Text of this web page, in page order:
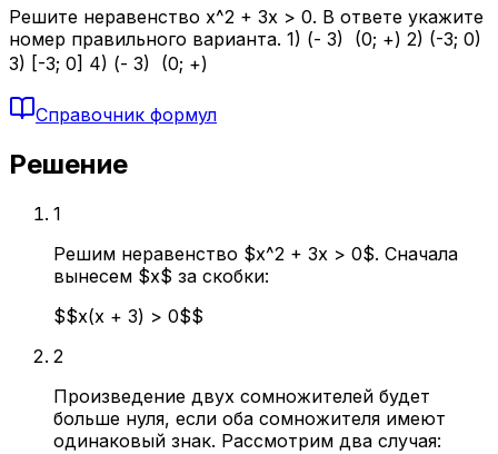
Решите неравенство x^2 + 3x > 0. В ответе укажите
номер правильного варианта. 1) (- 3)  (0; +) 2) (-3; 0)
3) [-3; 0] 4) (- 3)  (0; +)
Справочник формул
Решение
1
Решим неравенство $x^2 + 3x > 0$. Сначала
вынесем $x$ за скобки:
$$x(x + 3) > 0$$
2
Произведение двух сомножителей будет
больше нуля, если оба сомножителя имеют
одинаковый знак. Рассмотрим два случая: